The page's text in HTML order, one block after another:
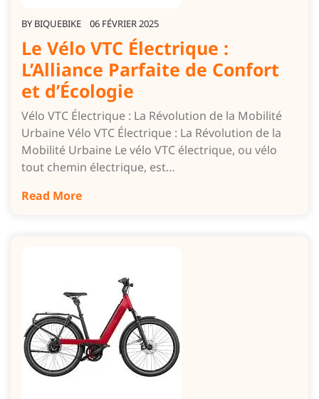
BY BIQUEBIKE 06 FÉVRIER 2025
Le Vélo VTC Électrique :
L’Alliance Parfaite de Confort
et d’Écologie
Vélo VTC Électrique : La Révolution de la Mobilité
Urbaine Vélo VTC Électrique : La Révolution de la
Mobilité Urbaine Le vélo VTC électrique, ou vélo
tout chemin électrique, est…
Read More